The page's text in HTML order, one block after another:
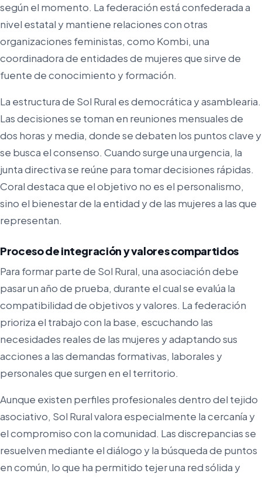
según el momento. La federación está confederada a
nivel estatal y mantiene relaciones con otras
organizaciones feministas, como Kombi, una
coordinadora de entidades de mujeres que sirve de
fuente de conocimiento y formación.
La estructura de Sol Rural es democrática y asamblearia.
Las decisiones se toman en reuniones mensuales de
dos horas y media, donde se debaten los puntos clave y
se busca el consenso. Cuando surge una urgencia, la
junta directiva se reúne para tomar decisiones rápidas.
Coral destaca que el objetivo no es el personalismo,
sino el bienestar de la entidad y de las mujeres a las que
representan.
Proceso de integración y valores compartidos
Para formar parte de Sol Rural, una asociación debe
pasar un año de prueba, durante el cual se evalúa la
compatibilidad de objetivos y valores. La federación
prioriza el trabajo con la base, escuchando las
necesidades reales de las mujeres y adaptando sus
acciones a las demandas formativas, laborales y
personales que surgen en el territorio.
Aunque existen perfiles profesionales dentro del tejido
asociativo, Sol Rural valora especialmente la cercanía y
el compromiso con la comunidad. Las discrepancias se
resuelven mediante el diálogo y la búsqueda de puntos
en común, lo que ha permitido tejer una red sólida y